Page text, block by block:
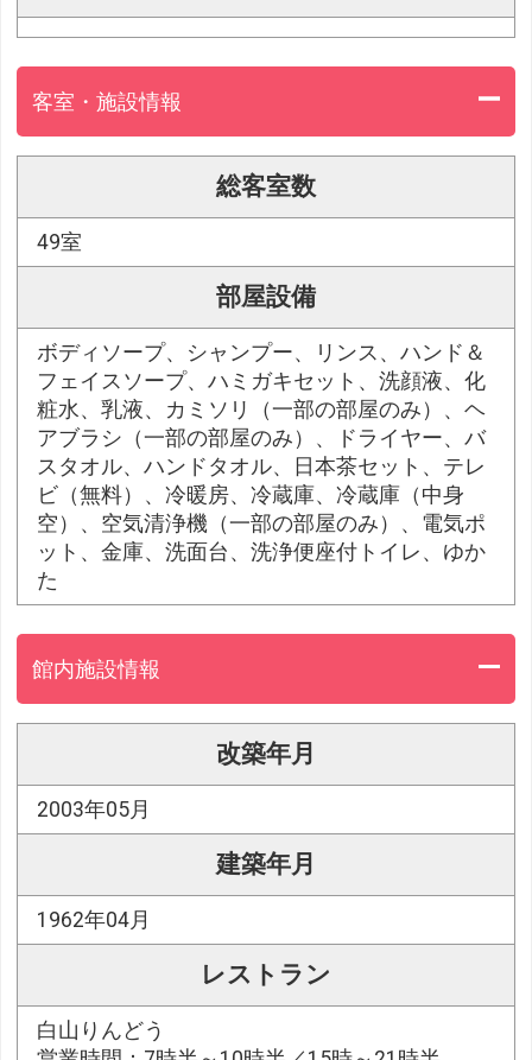
客室・施設情報
総客室数
49室
部屋設備
ボディソープ、シャンプー、リンス、ハンド＆
フェイスソープ、ハミガキセット、洗顔液、化
粧水、乳液、カミソリ（一部の部屋のみ）、ヘ
アブラシ（一部の部屋のみ）、ドライヤー、バ
スタオル、ハンドタオル、日本茶セット、テレ
ビ（無料）、冷暖房、冷蔵庫、冷蔵庫（中身
空）、空気清浄機（一部の部屋のみ）、電気ポ
ット、金庫、洗面台、洗浄便座付トイレ、ゆか
た
館内施設情報
改築年月
2003年05月
建築年月
1962年04月
レストラン
白山りんどう